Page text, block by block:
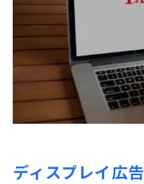
ディスプレイ広告